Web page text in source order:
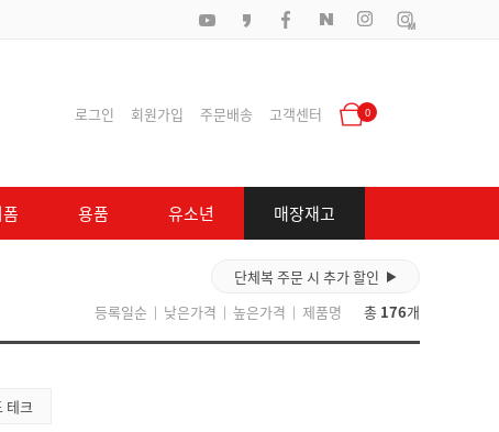
로그인 회원가입 주문배송 고객센터 0
용품 유소년 매장재고
단체복 주문 시 추가 할인 ▶
등록일순 | 낮은가격 | 높은가격 | 제품명 총 176개
테크